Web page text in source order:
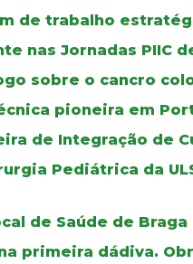
de trabalho
nas Jornadas PIIC
sobre o cancro
pioneira em
de Integração de
Pediátrica da
de Saúde de Braga
primeira dádiva.